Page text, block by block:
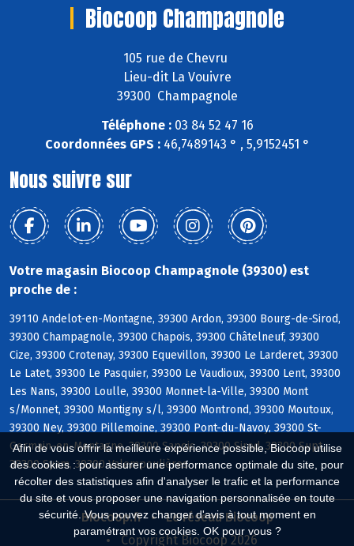
Afin de vous offrir la meilleure expérience possible, Biocoop utilise
des cookies : pour assurer une performance optimale du site, pour
récolter des statistiques afin d'analyser le trafic et la performance
du site et vous proposer une navigation personnalisée en toute
sécurité. Vous pouvez changer d'avis à tout moment en
paramétrant vos cookies. OK pour vous ?
Biocoop Champagnole
105 rue de Chevru
Lieu-dit La Vouivre
39300 Champagnole
Téléphone :03 84 52 47 16
Coordonnées GPS :46,7489143 ° , 5,9152451 °
Nous suivre sur
Votre magasin Biocoop Champagnole (39300) est
proche de :
39110 Andelot-en-Montagne, 39300 Ardon, 39300 Bourg-de-Sirod,
39300 Champagnole, 39300 Chapois, 39300 Châtelneuf, 39300
Cize, 39300 Crotenay, 39300 Equevillon, 39300 Le Larderet, 39300
Le Latet, 39300 Le Pasquier, 39300 Le Vaudioux, 39300 Lent, 39300
Les Nans, 39300 Loulle, 39300 Monnet-la-Ville, 39300 Mont
s/Monnet, 39300 Montigny s/l, 39300 Montrond, 39300 Moutoux,
39300 Ney, 39300 Pillemoine, 39300 Pont-du-Navoy, 39300 St-
Germain-en-Montagne, 39300 Sapois, 39300 Sirod, 39300 Supt,
39300 Syam, 39300 Valempoulières
Biocoop.fr
Le réseau Biocoop
Copyright Biocoop 2026